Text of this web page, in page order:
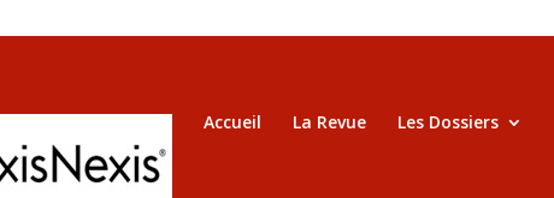
Accueil La Revue Les Dossiers